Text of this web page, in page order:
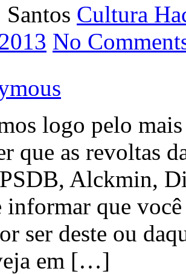
Cultura
No
logo pelo
que as revoltas
Alckmin,
que você
ser deste ou
em […]